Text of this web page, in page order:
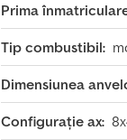
Prima
Tip combustibil:
Dimensiunea
Configurație ax: